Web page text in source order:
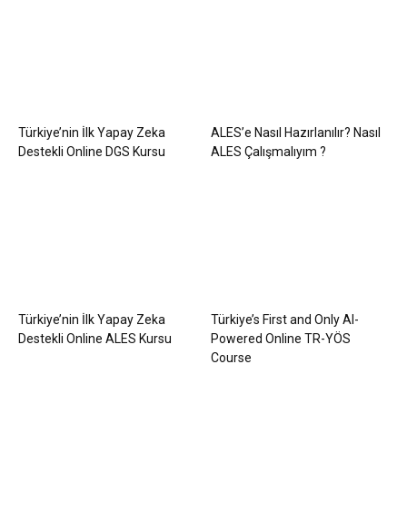
Türkiye’nin İlk Yapay Zeka
Destekli Online DGS Kursu
ALES’e Nasıl Hazırlanılır? Nasıl
ALES Çalışmalıyım ?
Türkiye’nin İlk Yapay Zeka
Destekli Online ALES Kursu
Türkiye’s First and Only AI-
Powered Online TR-YÖS
Course